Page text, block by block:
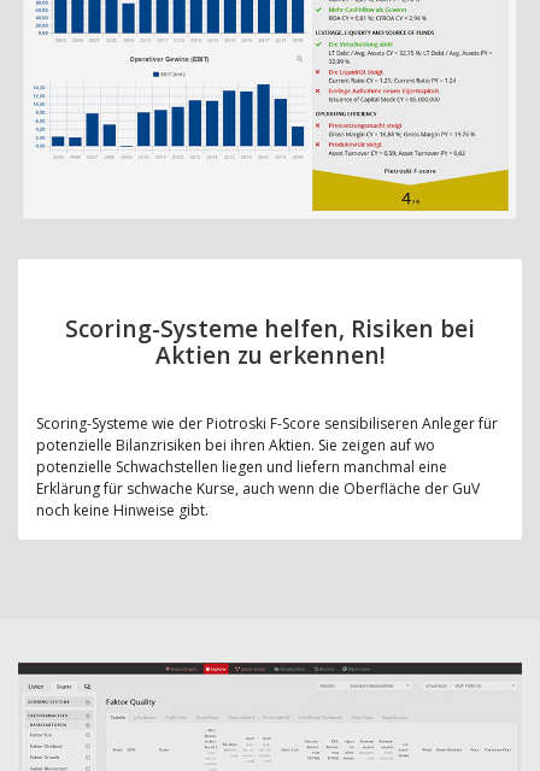
Scoring-Systeme helfen, Risiken bei
Aktien zu erkennen!
Scoring-Systeme wie der Piotroski F-Score sensibiliseren Anleger für
potenzielle Bilanzrisiken bei ihren Aktien. Sie zeigen auf wo
potenzielle Schwachstellen liegen und liefern manchmal eine
Erklärung für schwache Kurse, auch wenn die Oberfläche der GuV
noch keine Hinweise gibt.